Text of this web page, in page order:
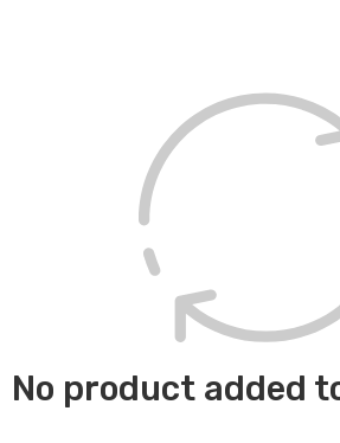
No product added